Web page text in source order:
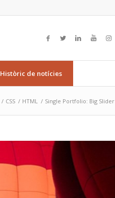
Històric de notícies
/ CSS / HTML / Single Portfolio: Big Slider